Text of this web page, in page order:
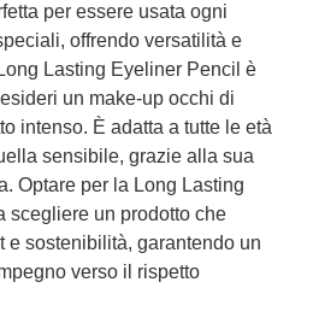
per essere usata ogni
offrendo versatilità e
Lasting Eyeliner Pencil è
un make-up occhi di
intenso. È adatta a tutte le età
sensibile, grazie alla sua
Optare per la Long Lasting
scegliere un prodotto che
e sostenibilità, garantendo un
verso il rispetto